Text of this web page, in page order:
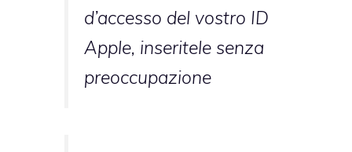
d’accesso del vostro ID
Apple, inseritele senza
preoccupazione